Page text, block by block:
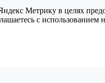
Метрику в целях
с